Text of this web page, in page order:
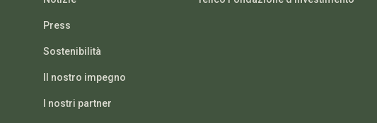
Press
Sostenibilità
Il nostro impegno
I nostri partner